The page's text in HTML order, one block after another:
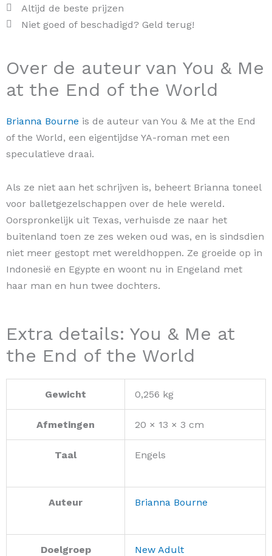
aantal
Altijd de beste prijzen
Niet goed of beschadigd? Geld terug!
Over de auteur van You & Me
at the End of the World
Brianna Bourne is de auteur van You & Me at the End
of the World, een eigentijdse YA-roman met een
speculatieve draai.
Als ze niet aan het schrijven is, beheert Brianna toneel
voor balletgezelschappen over de hele wereld.
Oorspronkelijk uit Texas, verhuisde ze naar het
buitenland toen ze zes weken oud was, en is sindsdien
niet meer gestopt met wereldhoppen. Ze groeide op in
Indonesië en Egypte en woont nu in Engeland met
haar man en hun twee dochters.
Extra details: You & Me at
the End of the World
Gewicht 0,256 kg
Afmetingen 20 × 13 × 3 cm
Taal Engels
Auteur Brianna Bourne
Doelgroep New Adult